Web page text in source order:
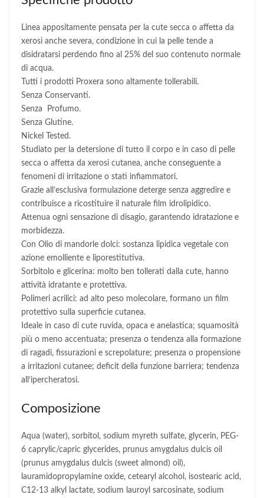
Linea appositamente pensata per la cute secca o affetta da
xerosi anche severa, condizione in cui la pelle tende a
disidratarsi perdendo fino al 25% del suo contenuto normale
di acqua.
Tutti i prodotti Proxera sono altamente tollerabili.
Senza Conservanti.
Senza Profumo.
Senza Glutine.
Nickel Tested.
Studiato per la detersione di tutto il corpo e in caso di pelle
secca o affetta da xerosi cutanea, anche conseguente a
fenomeni di irritazione o stati infiammatori.
Grazie all’esclusiva formulazione deterge senza aggredire e
contribuisce a ricostituire il naturale film idrolipidico.
Attenua ogni sensazione di disagio, garantendo idratazione e
morbidezza.
Con Olio di mandorle dolci: sostanza lipidica vegetale con
azione emolliente e liporestitutiva.
Sorbitolo e glicerina: molto ben tollerati dalla cute, hanno
attività idratante e protettiva.
Polimeri acrilici: ad alto peso molecolare, formano un film
protettivo sulla superficie cutanea.
Ideale in caso di cute ruvida, opaca e anelastica; squamosità
più o meno accentuata; presenza o tendenza alla formazione
di ragadi, fissurazioni e screpolature; presenza o propensione
a irritazioni cutanee; deficit della funzione barriera; tendenza
all’ipercheratosi.
Composizione
Aqua (water), sorbitol, sodium myreth sulfate, glycerin, PEG-
6 caprylic/capric glycerides, prunus amygdalus dulcis oil
(prunus amygdalus dulcis (sweet almond) oil),
lauramidopropylamine oxide, cetearyl alcohol, isostearic acid,
C12-13 alkyl lactate, sodium lauroyl sarcosinate, sodium